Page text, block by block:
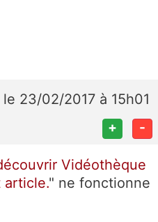
le 23/02/2017 à 15h01
+ -
Vidéothèque
article." ne fonctionne